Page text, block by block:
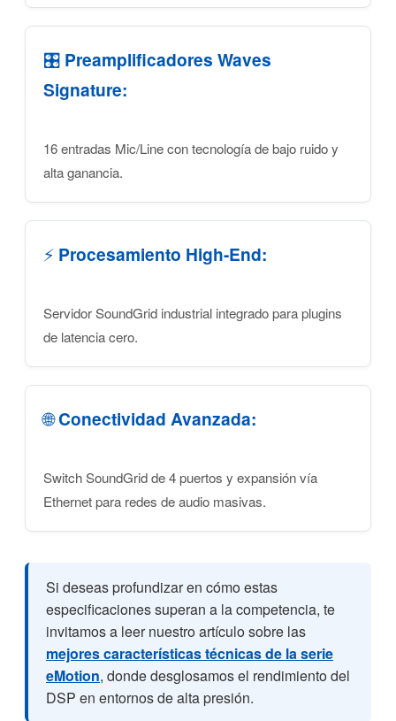
🎛️ Preamplificadores Waves
Signature:
16 entradas Mic/Line con tecnología de bajo ruido y
alta ganancia.
⚡ Procesamiento High-End:
Servidor SoundGrid industrial integrado para plugins
de latencia cero.
🌐Conectividad Avanzada:
Switch SoundGrid de 4 puertos y expansión vía
Ethernet para redes de audio masivas.
Si deseas profundizar en cómo estas
especificaciones superan a la competencia, te
invitamos a leer nuestro artículo sobre las
mejores características técnicas de la serie
eMotion, donde desglosamos el rendimiento del
DSP en entornos de alta presión.